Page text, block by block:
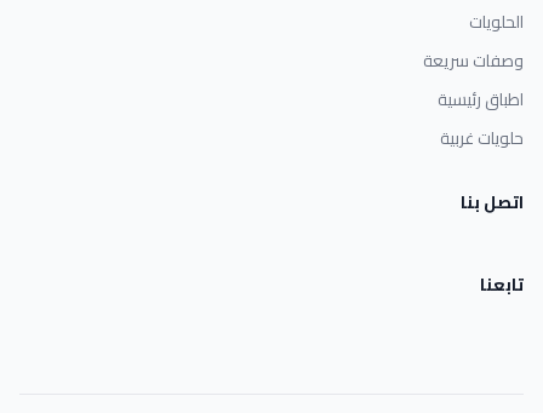
الحلويات
وصفات سريعة
اطباق رئيسية
حلويات غربية
اتصل بنا
تابعنا